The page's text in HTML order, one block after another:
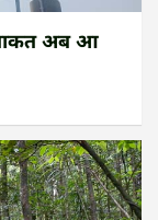
ताकत अब आ